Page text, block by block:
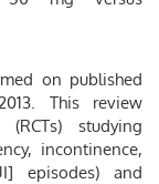
on published
This review
studying
incontinence,
episodes) and